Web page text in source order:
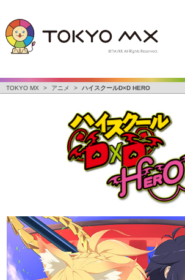
TOKYO MX > アニメ > ハイスクールD×D HERO